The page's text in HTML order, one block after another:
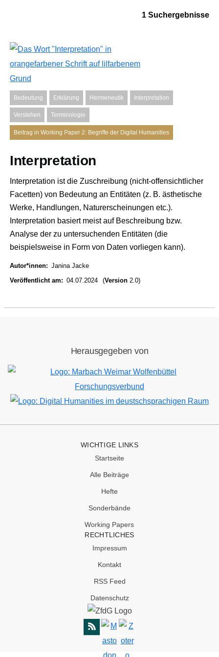
1 Suchergebnisse
Bedeutung Erklärung Hermeneutik Interpretation
Verstehen Terminologie
Beitrag in Working Paper 2: Begriffe der Digital Humanities
Interpretation
Interpretation ist die Zuschreibung (nicht-offensichtlicher
Facetten) von Bedeutung an Entitäten (z. B. ästhetische
Werke, Handlungen, Naturerscheinungen etc.).
Interpretation basiert meist auf Beschreibung bzw.
Analyse der zu untersuchenden Entitäten (die
beispielsweise in Form von Daten vorliegen kann).
Autor*innen
Janina Jacke
Veröffentlicht am
04.07.2024 (Version 2.0)
Herausgegeben von
Bild
Bild
WICHTIGE LINKS
Startseite
Alle Beiträge
Hefte
Sonderbände
Working Papers
SOCIAL
RECHTLICHES
Impressum
Kontakt
RSS Feed
Datenschutz